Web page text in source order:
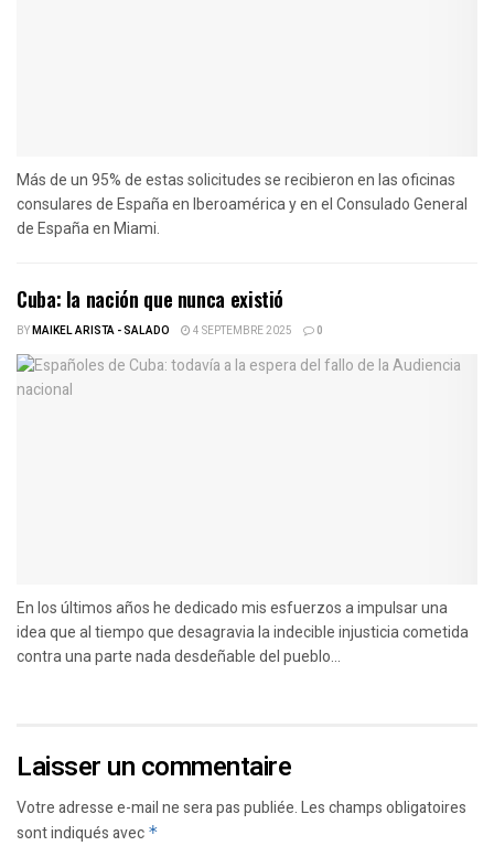
Más de un 95% de estas solicitudes se recibieron en las oficinas
consulares de España en Iberoamérica y en el Consulado General
de España en Miami.
Cuba: la nación que nunca existió
BYMAIKEL ARISTA - SALADO 4 SEPTEMBRE 2025 0
En los últimos años he dedicado mis esfuerzos a impulsar una
idea que al tiempo que desagravia la indecible injusticia cometida
contra una parte nada desdeñable del pueblo...
Laisser un commentaire
Votre adresse e-mail ne sera pas publiée.Les champs obligatoires
sont indiqués avec *